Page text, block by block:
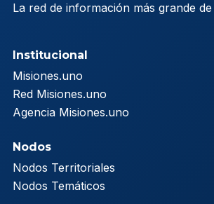
La red de información más grande
Institucional
Misiones.uno
Red Misiones.uno
Agencia Misiones.uno
Nodos
Nodos Territoriales
Nodos Temáticos